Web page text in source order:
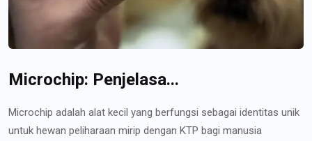
Microchip: Penjelasa...
Microchip adalah alat kecil yang berfungsi sebagai identitas unik
untuk hewan peliharaan mirip dengan KTP bagi manusia